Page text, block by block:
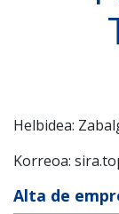
Helbidea:
Korreoa:
Alta de